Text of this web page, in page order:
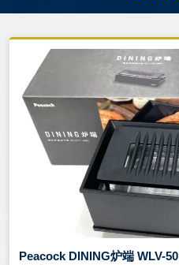
Peacock DINING炉端 WLV-